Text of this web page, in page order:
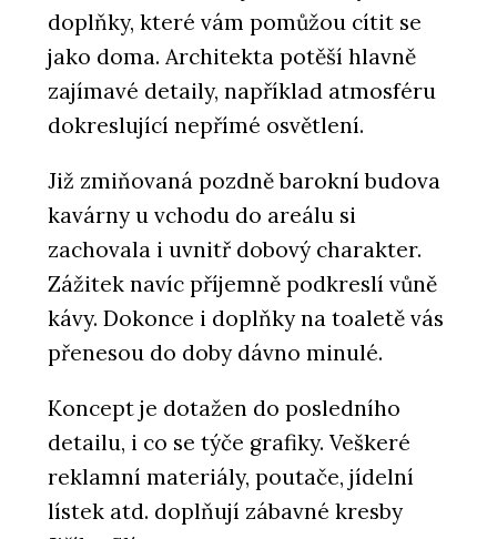
doplňky, které vám pomůžou cítit se
jako doma. Architekta potěší hlavně
zajímavé detaily, například atmosféru
dokreslující nepřímé osvětlení.
Již zmiňovaná pozdně barokní budova
kavárny u vchodu do areálu si
zachovala i uvnitř dobový charakter.
Zážitek navíc příjemně podkreslí vůně
kávy. Dokonce i doplňky na toaletě vás
přenesou do doby dávno minulé.
Koncept je dotažen do posledního
detailu, i co se týče grafiky. Veškeré
reklamní materiály, poutače, jídelní
lístek atd. doplňují zábavné kresby